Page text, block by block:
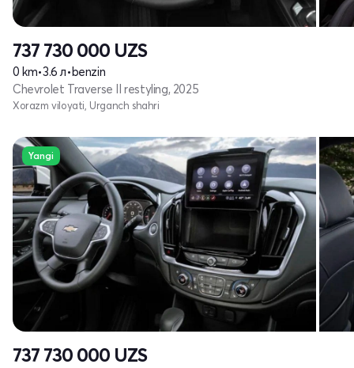
737 730 000 UZS
0 km•3.6 л•benzin
Chevrolet Traverse II restyling, 2025
Xorazm viloyati, Urganch shahri
Yangi
737 730 000 UZS